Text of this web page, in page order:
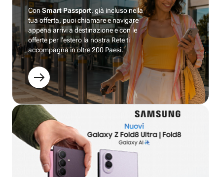
ConSmart Passport, già incluso nella
tua offerta, puoi chiamare e navigare
appena arrivi a destinazione e con le
offerte per l’estero la nostra Rete ti
accompagna in oltre 200 Paesi.